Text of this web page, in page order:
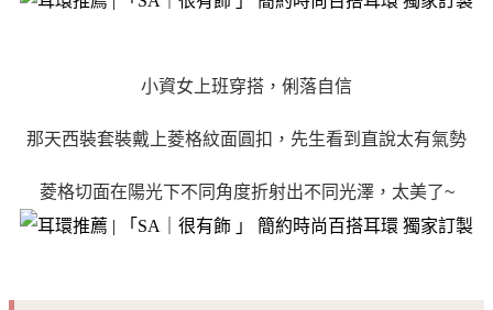
小資女上班穿搭，俐落自信
那天西裝套裝戴上菱格紋面圓扣，先生看到直說太有氣勢
菱格切面在陽光下不同角度折射出不同光澤，太美了~